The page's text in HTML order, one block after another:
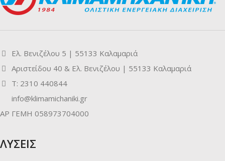
Ελ. Βενιζέλου 5 | 55133 Καλαμαριά
Αριστείδου 40 & Ελ. Βενιζέλου | 55133 Καλαμαριά
Τ: 2310 440844
info@klimamichaniki.gr
ΑΡ ΓΕΜΗ 058973704000
ΛΥΣΕΙΣ